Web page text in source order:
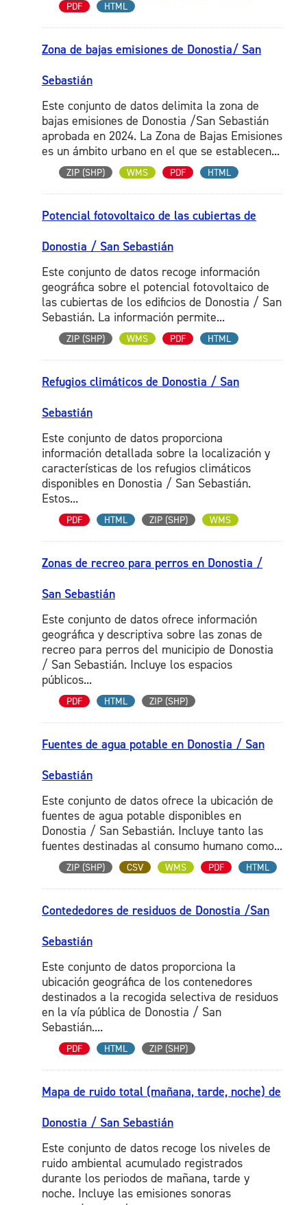
PDF
HTML
Zona de bajas emisiones de Donostia/ San
Sebastián
Este conjunto de datos delimita la zona de
bajas emisiones de Donostia /San Sebastián
aprobada en 2024. La Zona de Bajas Emisiones
es un ámbito urbano en el que se establecen...
ZIP (SHP) WMS PDF HTML
Potencial fotovoltaico de las cubiertas de
Donostia / San Sebastián
Este conjunto de datos recoge información
geográfica sobre el potencial fotovoltaico de
las cubiertas de los edificios de Donostia / San
Sebastián. La información permite...
ZIP (SHP) WMS PDF HTML
Refugios climáticos de Donostia / San
Sebastián
Este conjunto de datos proporciona
información detallada sobre la localización y
características de los refugios climáticos
disponibles en Donostia / San Sebastián.
Estos...
PDF HTML ZIP (SHP) WMS
Zonas de recreo para perros en Donostia /
San Sebastián
Este conjunto de datos ofrece información
geográfica y descriptiva sobre las zonas de
recreo para perros del municipio de Donostia
/ San Sebastián. Incluye los espacios
públicos...
PDF HTML ZIP (SHP)
Fuentes de agua potable en Donostia / San
Sebastián
Este conjunto de datos ofrece la ubicación de
fuentes de agua potable disponibles en
Donostia / San Sebastián. Incluye tanto las
fuentes destinadas al consumo humano como...
ZIP (SHP) CSV WMS PDF HTML
Contededores de residuos de Donostia /San
Sebastián
Este conjunto de datos proporciona la
ubicación geográfica de los contenedores
destinados a la recogida selectiva de residuos
en la vía pública de Donostia / San
Sebastián....
PDF HTML ZIP (SHP)
Mapa de ruido total (mañana, tarde, noche) de
Donostia / San Sebastián
Este conjunto de datos recoge los niveles de
ruido ambiental acumulado registrados
durante los periodos de mañana, tarde y
noche. Incluye las emisiones sonoras